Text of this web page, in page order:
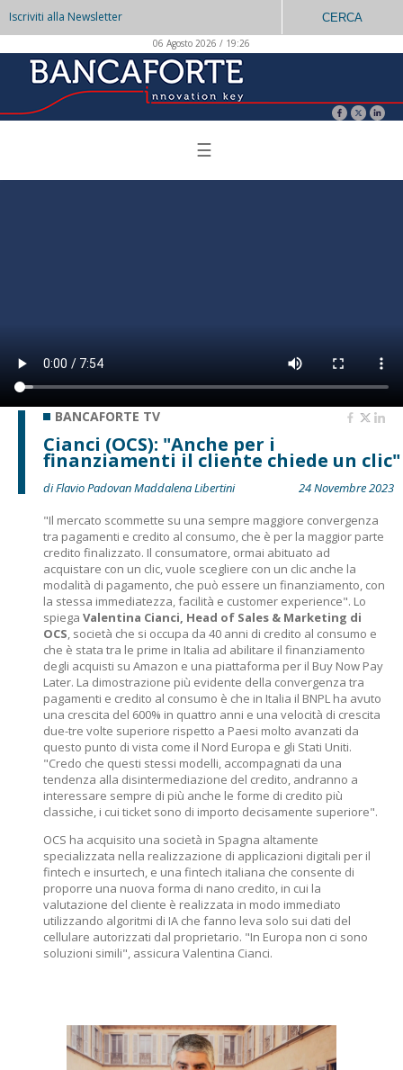
Iscriviti alla Newsletter CERCA
06 Agosto 2026 / 19:26
☰
BANCAFORTE TV
Cianci (OCS): "Anche per i
finanziamenti il cliente chiede un clic"
di Flavio Padovan Maddalena Libertini
24 Novembre 2023
"Il mercato scommette su una sempre maggiore convergenza
tra pagamenti e credito al consumo, che è per la maggior parte
credito finalizzato. Il consumatore, ormai abituato ad
acquistare con un clic, vuole scegliere con un clic anche la
modalità di pagamento, che può essere un finanziamento, con
la stessa immediatezza, facilità e customer experience". Lo
spiega Valentina Cianci, Head of Sales & Marketing di
OCS, società che si occupa da 40 anni di credito al consumo e
che è stata tra le prime in Italia ad abilitare il finanziamento
degli acquisti su Amazon e una piattaforma per il Buy Now Pay
Later. La dimostrazione più evidente della convergenza tra
pagamenti e credito al consumo è che in Italia il BNPL ha avuto
una crescita del 600% in quattro anni e una velocità di crescita
due-tre volte superiore rispetto a Paesi molto avanzati da
questo punto di vista come il Nord Europa e gli Stati Uniti.
"Credo che questi stessi modelli, accompagnati da una
tendenza alla disintermediazione del credito, andranno a
interessare sempre di più anche le forme di credito più
classiche, i cui ticket sono di importo decisamente superiore".
OCS ha acquisito una società in Spagna altamente
specializzata nella realizzazione di applicazioni digitali per il
fintech e insurtech, e una fintech italiana che consente di
proporre una nuova forma di nano credito, in cui la
valutazione del cliente è realizzata in modo immediato
utilizzando algoritmi di IA che fanno leva solo sui dati del
cellulare autorizzati dal proprietario. "In Europa non ci sono
soluzioni simili", assicura Valentina Cianci.